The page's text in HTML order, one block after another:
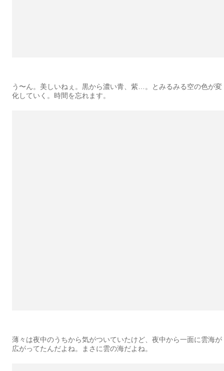
う〜ん。美しいねぇ。黒から濃い青、紫…。とみるみる空の色が変
化していく。時間を忘れます。
薄々は夜中のうちから気がついていたけど、夜中から一面に雲海が
広がってたんだよね。まさに雲の海だよね。